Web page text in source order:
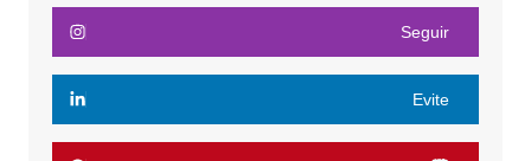
Seguir
Evite